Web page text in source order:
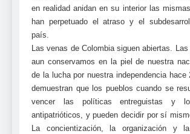
en realidad anidan en su interior las
han perpetuado el atraso y el
país.
Las venas de Colombia siguen abiertas.
aun conservamos en la piel de nuestra
de la lucha por nuestra independencia hace
demuestran que los pueblos cuando se
vencer las políticas entreguistas y
antipatrióticos, y pueden decidir por sí
La concientización, la organización y